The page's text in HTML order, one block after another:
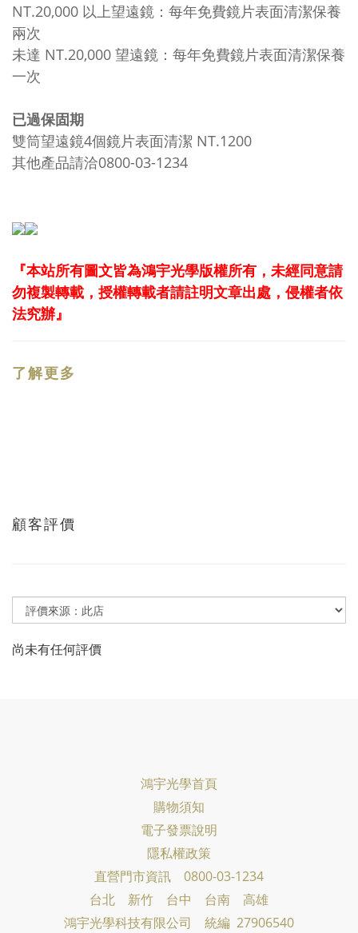
NT.20,000 以上望遠鏡：每年免費鏡片表面清潔保養
兩次
未達 NT.20,000 望遠鏡：每年免費鏡片表面清潔保養
一次
已過保固期
雙筒望遠鏡4個鏡片表面清潔 NT.1200
其他產品請洽0800-03-1234
『本站所有圖文皆為鴻宇光學版權所有，未經同意請
勿複製轉載，授權轉載者請註明文章出處，侵權者依
法究辦』
了解更多
顧客評價
尚未有任何評價
鴻宇光學首頁
購物須知
電子發票說明
隱私權政策
直營門市資訊 0800-03-1234
台北 新竹 台中 台南 高雄
鴻宇光學科技有限公司 統編 27906540